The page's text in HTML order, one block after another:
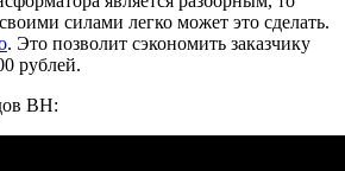
силами легко может это сделать.
. Это позволит сэкономить заказчику
рублей.
ВН: